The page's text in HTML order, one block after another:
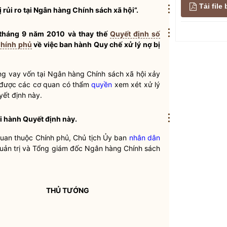
ro tại Ngân hàng Chính sách xã hội”.
9 năm 2010 và thay thế Quyết định số
phủ về việc ban hành Quy chếxử lý nợ bị
vay vốn tại Ngân hàng Chính sách xã hội xảy
các cơ quan có thẩmquyền xem xét xử lý
định này.
Quyết định này.
thuộc Chính phủ, Chủ tịch Ủy ban nhân dân
trị và Tổng giám đốc Ngân hàng Chính sách
THỦ TƯỚNG
Tải file
⋮
⋮
⋮